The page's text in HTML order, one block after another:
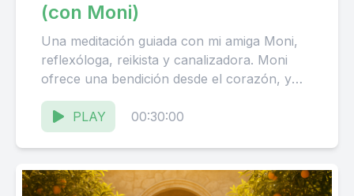
(con Moni)
Una meditación guiada con mi amiga Moni,
reflexóloga, reikista y canalizadora. Moni
ofrece una bendición desde el corazón, y
juntos te acompañamos con una...
PLAY
00:30:00